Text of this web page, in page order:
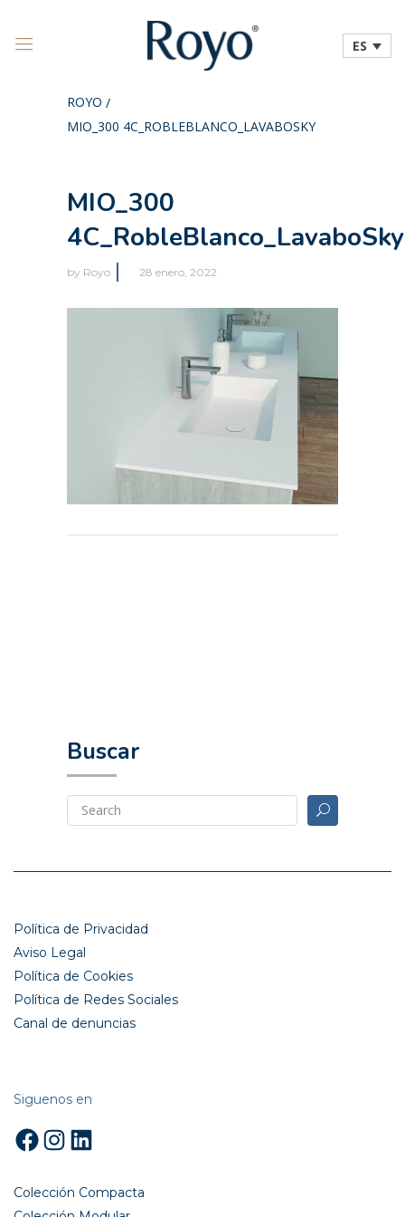
ES
ROYO /
MIO_300 4C_ROBLEBLANCO_LAVABOSKY
MIO_300
4C_RobleBlanco_LavaboSky
by Royo 28 enero, 2022
Buscar
Política de Privacidad
Aviso Legal
Política de Cookies
Política de Redes Sociales
Canal de denuncias
Siguenos en
Facebook
Instagram
LinkedIn
Colección Compacta